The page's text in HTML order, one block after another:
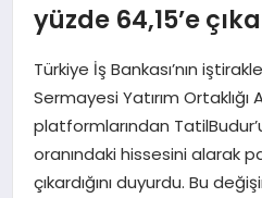
TEKNOLOJI
EKONOMI
MAGAZIN
yüzde 64,15’e
Türkiye İş Bankası’nın
Sermayesi Yatırım Ortaklığı
platformlarından
oranındaki hissesini alarak
çıkardığını duyurdu. Bu